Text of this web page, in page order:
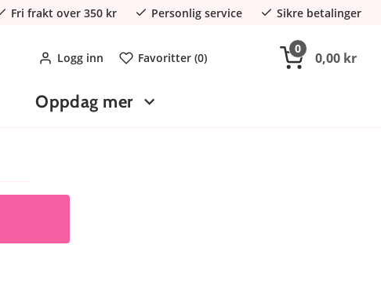
Fri frakt over 350 kr Personlig service Sikre betalinger
Logg inn Favoritter (0)
0
0,00 kr
Oppdag mer